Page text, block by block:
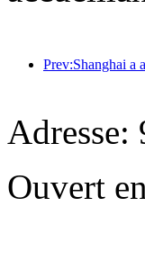
Adresse:
Ouvert